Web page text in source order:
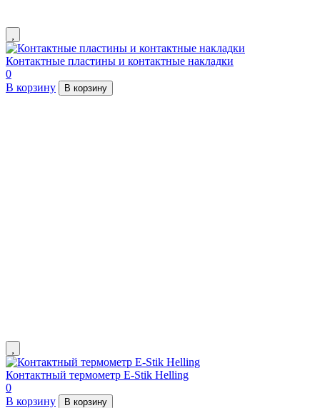
Контактные пластины и контактные накладки
0
В корзину
В корзину
Контактный термометр E-Stik Helling
0
В корзину
В корзину